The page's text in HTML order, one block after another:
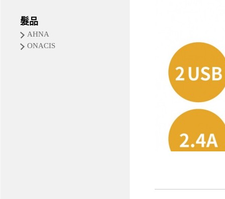
髮品
AHNA
ONACIS